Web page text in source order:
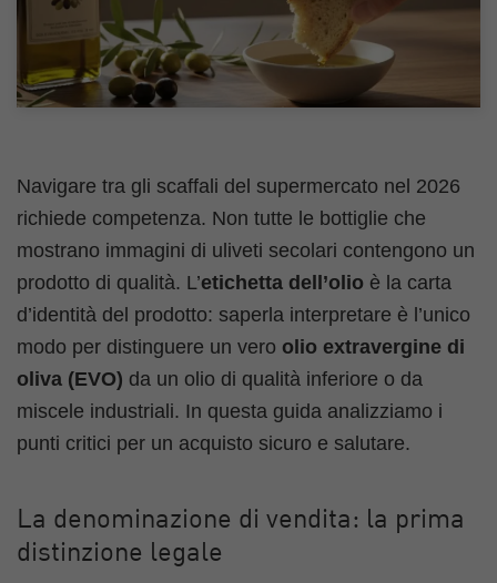
Navigare tra gli scaffali del supermercato nel 2026
richiede competenza. Non tutte le bottiglie che
mostrano immagini di uliveti secolari contengono un
prodotto di qualità. L’etichetta dell’olio è la carta
d’identità del prodotto: saperla interpretare è l’unico
modo per distinguere un vero olio extravergine di
oliva (EVO) da un olio di qualità inferiore o da
miscele industriali. In questa guida analizziamo i
punti critici per un acquisto sicuro e salutare.
La denominazione di vendita: la prima
distinzione legale